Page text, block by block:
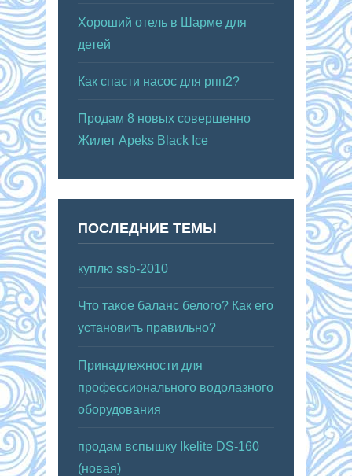
Хороший отель в Шарме для
детей
Как спасти насос для рпп2?
Продам 8 новых совершенно
Жилет Apeks Black Ice
ПОСЛЕДНИЕ ТЕМЫ
куплю ssb-2010
Что такое баланс белого? Как его
установить правильно?
Принадлежности для
профессионального водолазного
оборудования
продам вспышку Ikelite DS-160
(новая)